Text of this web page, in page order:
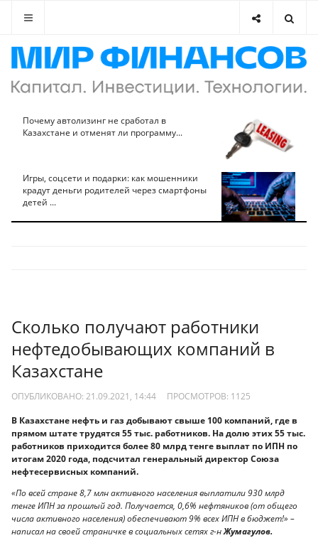
Почему автолизинг не сработал в
Казахстане и отменят ли программу...
Игры, соцсети и подарки: как мошенники
крадут деньги родителей через смартфоны
детей ...
Сколько получают работники
нефтедобывающих компаний в
Казахстане
ОПУБЛИКОВАНО: 21.09.2021, 14:44 ПРОСМОТРОВ: 1125
В Казахстане нефть и газ добывают свыше 100 компаний, где в
прямом штате трудятся 55 тыс. работников. На долю этих 55 тыс.
работников приходится более 80 млрд тенге выплат по ИПН по
итогам 2020 года, подсчитал генеральный директор Союза
нефтесервисных компаний.
«По всей стране 8,7 млн активного населения выплатили 930 млрд
тенге ИПН за прошлый год. Получается, 0,6% нефтяников (от общего
числа активного населения) обеспечивают 9% всех ИПН в бюджет!» –
написал на своей страничке в социальных сетях г-нЖумагулов.